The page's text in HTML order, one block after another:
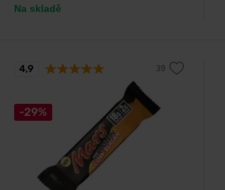
Na skladě
-29%
4,9